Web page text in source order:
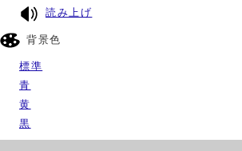
読み上げ
背景色
標準
青
黄
黒